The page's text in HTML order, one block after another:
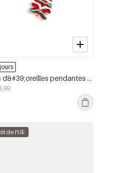
Boucles d&#39;oreilles pendantes en acier inoxydable, motif poisson, collection Daily Simple, bijoux pour femmes
de l'UE